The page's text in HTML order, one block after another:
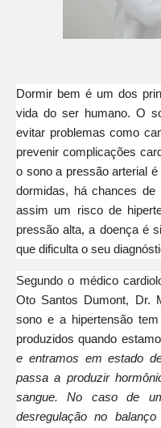
Dormir bem é um dos
vida do ser humano. O
evitar problemas como
prevenir complicações
o sono a pressão arterial
dormidas, há chances de
assim um risco de
pressão alta, a doença é
que dificulta o seu
Segundo o médico
Oto Santos Dumont, Dr.
sono e a hipertensão
produzidos quando
e entramos em estado
passa a produzir
sangue. No caso de
desregulação no